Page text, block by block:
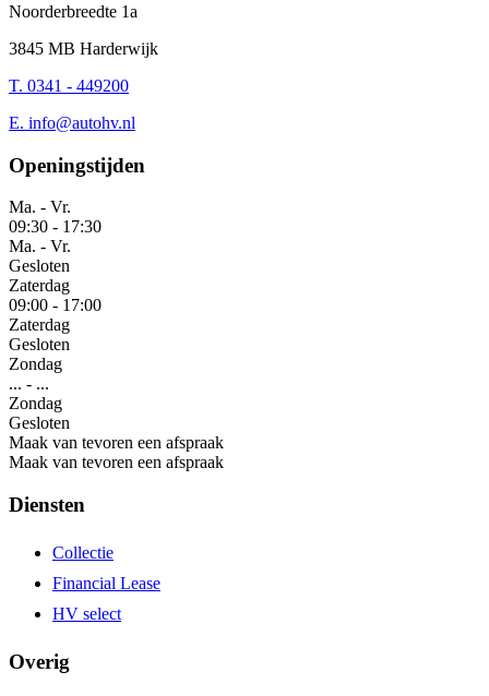
Noorderbreedte 1a
3845 MB Harderwijk
T. 0341 - 449200
E. info@autohv.nl
Openingstijden
Ma. - Vr.
09:30 - 17:30
Ma. - Vr.
Gesloten
Zaterdag
09:00 - 17:00
Zaterdag
Gesloten
Zondag
... - ...
Zondag
Gesloten
Maak van tevoren een afspraak
Maak van tevoren een afspraak
Diensten
Collectie
Financial Lease
HV select
Overig